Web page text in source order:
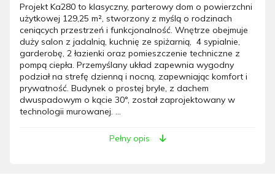
Projekt Ka280 to klasyczny, parterowy dom o powierzchni
użytkowej 129,25 m², stworzony z myślą o rodzinach
ceniących przestrzeń i funkcjonalność. Wnętrze obejmuje
duży salon z jadalnią, kuchnię ze spiżarnią, 4 sypialnie,
garderobę, 2 łazienki oraz pomieszczenie techniczne z
pompą ciepła. Przemyślany układ zapewnia wygodny
podział na strefę dzienną i nocną, zapewniając komfort i
prywatność. Budynek o prostej bryle, z dachem
dwuspadowym o kącie 30°, został zaprojektowany w
technologii murowanej. ...
Pełny opis